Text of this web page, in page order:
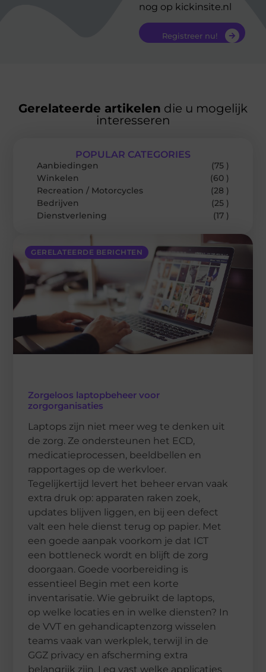
nog op kickinsite.nl
Registreer nu!
Gerelateerde artikelen die u mogelijk
interesseren
GERELATEERDE BERICHTEN
Zorgeloos laptopbeheer voor
zorgorganisaties
Laptops zijn niet meer weg te denken uit
de zorg. Ze ondersteunen het ECD,
medicatieprocessen, beeldbellen en
rapportages op de werkvloer.
Tegelijkertijd levert het beheer ervan vaak
extra druk op: apparaten raken zoek,
updates blijven liggen, en bij een defect
valt een hele dienst terug op papier. Met
een goede aanpak voorkom je dat ICT
een bottleneck wordt en blijft de zorg
doorgaan. Goede voorbereiding is
essentieel Begin met een korte
inventarisatie. Wie gebruikt de laptops,
op welke locaties en in welke diensten? In
de VVT en gehandicaptenzorg wisselen
teams vaak van werkplek, terwijl in de
GGZ privacy en afscherming extra
belangrijk zijn. Leg vast welke applicaties
POPULAR CATEGORIES
Aanbiedingen
(75 )
Winkelen
(60 )
Recreation / Motorcycles
(28 )
Bedrijven
(25 )
Dienstverlening
(17 )